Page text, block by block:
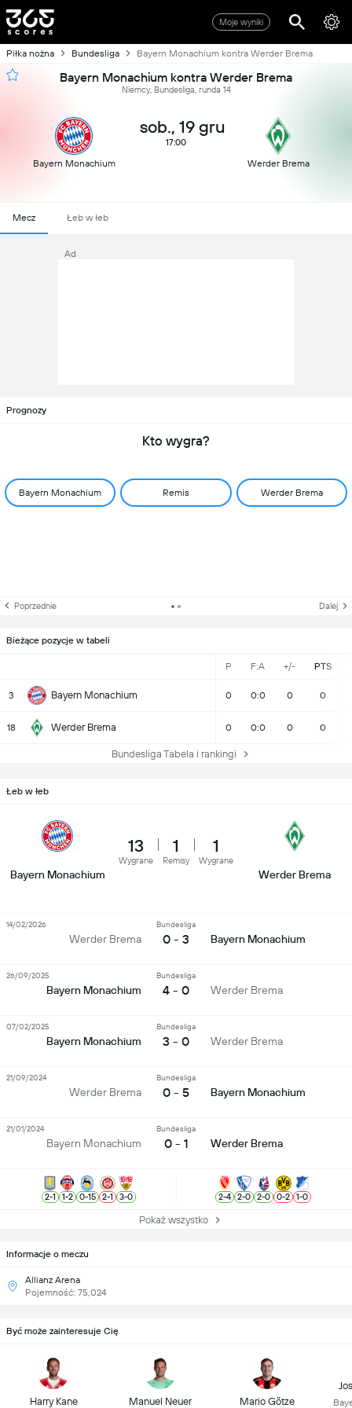
Moje wyniki
Piłka nożna Bundesliga Bayern Monachium kontra Werder Brema
Bayern Monachium kontra Werder Brema
Niemcy, Bundesliga, runda 14
Bayern Monachium
sob., 19 gru
17:00
Werder Brema
Mecz Łeb w łeb
Ad
Prognozy
Kto wygra?
Bayern Monachium Remis Werder Brema
Poprzednie Dalej
Bieżące pozycje w tabeli
P F:A +/- PTS
3 Bayern Monachium 0 0:0 0 0
18 Werder Brema 0 0:0 0 0
Bundesliga Tabela i rankingi
Informacje o meczu
Allianz Arena
Pojemność: 75,024
Łeb w łeb
Bayern Monachium
13
Wygrane
1
Remisy
1
Wygrane
Werder Brema
Werder Brema
Bundesliga
0 - 3 Bayern Monachium
14/02/2026
Bayern Monachium
Bundesliga
4 - 0 Werder Brema
26/09/2025
Bayern Monachium
Bundesliga
3 - 0 Werder Brema
07/02/2025
Werder Brema
Bundesliga
0 - 5 Bayern Monachium
21/09/2024
Bayern Monachium
Bundesliga
0 - 1 Werder Brema
21/01/2024
2-1 1-2 0-15 2-1 3-0 2-4 2-0 2-0 0-2 1-0
Pokaż wszystko
Być może zainteresuje Cię
Harry Kane Manuel Neuer Mario Götze